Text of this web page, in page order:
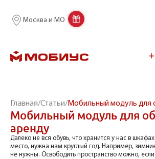
Москва и МО
Главная/Статьи/Мобильный модуль для
Мобильный модуль для
аренду
Далеко не вся обувь, что хранится у нас в
место, нужна нам круглый год. Например,
не нужны. Освободить пространство можно,